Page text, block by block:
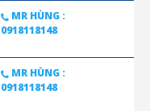
MR HÙNG :
0918118148
MR HÙNG :
0918118148